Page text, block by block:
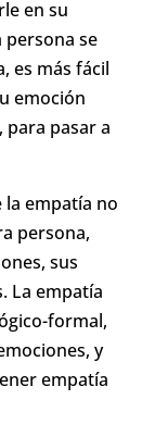
en su
persona se
es más fácil
emoción
para pasar a
la empatía no
persona,
sus
La empatía
formal,
y
empatía